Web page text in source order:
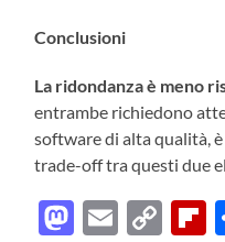
Conclusioni
La ridondanza è meno
entrambe richiedono
software di alta qualità,
trade-off tra questi due
Email